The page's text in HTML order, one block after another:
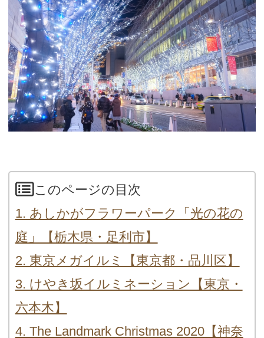
このページの目次
1. あしかがフラワーパーク「光の花の
庭」【栃木県・足利市】
2. 東京メガイルミ【東京都・品川区】
3. けやき坂イルミネーション【東京・
六本木】
4. The Landmark Christmas 2020【神奈